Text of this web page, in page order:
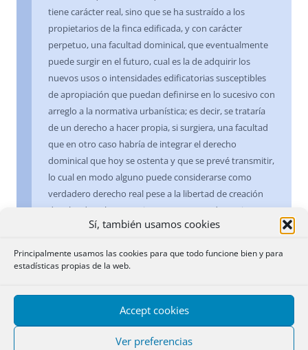
Sí, también usamos cookies
Principalmente usamos las cookies para que todo funcione bien y para
estadísticas propias de la web.
Accept cookies
Ver preferencias
tiene carácter real, sino que se ha sustraído a los
propietarios de la finca edificada, y con carácter
perpetuo, una facultad dominical, que eventualmente
puede surgir en el futuro, cual es la de adquirir los
nuevos usos o intensidades edificatorias susceptibles
de apropiación que puedan definirse en lo sucesivo con
arreglo a la normativa urbanística; es decir, se trataría
de un derecho a hacer propia, si surgiera, una facultad
que en otro caso habría de integrar el derecho
dominical que hoy se ostenta y que se prevé transmitir,
lo cual en modo alguno puede considerarse como
verdadero derecho real pese a la libertad de creación
de tales derechos que rige en nuestro ordenamiento
jurídico, pues se conculcan los límites y exigencias
excluyen la constitución de derechos reales limitados
responden a una justa causa que justifique esa